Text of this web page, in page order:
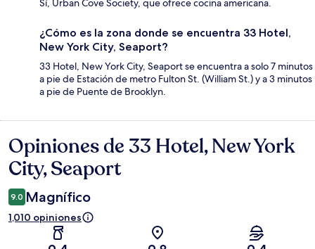
Sí, Urban Cove Society, que ofrece cocina americana.
¿Cómo es la zona donde se encuentra 33 Hotel,
New York City, Seaport?
33 Hotel, New York City, Seaport se encuentra a solo 7 minutos
a pie de Estación de metro Fulton St. (William St.) y a 3 minutos
a pie de Puente de Brooklyn.
Opiniones
Opiniones de 33 Hotel, New York
City, Seaport
9.0 Magnífico
1,010 opiniones